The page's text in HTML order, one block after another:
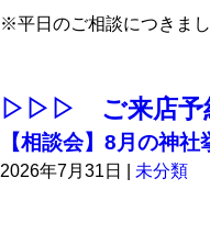
※平日のご相談につきま
▷▷▷ ご来店予
【相談会】8月の神社
2026年7月31日 未分類